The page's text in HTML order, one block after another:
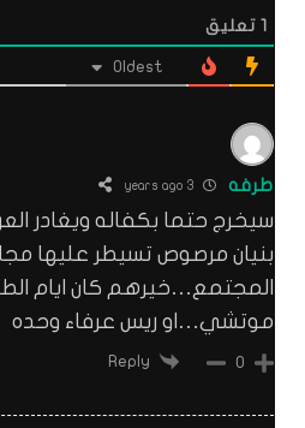
1 تعليق
Oldest
طرفه
سيخرج حتما بكفاله ويغادر
بنيان مرصوص تسيطر عليها
المجتمع…خيرهم كان ايام
موتشي…او ريس عرفاء وحده
0
Reply